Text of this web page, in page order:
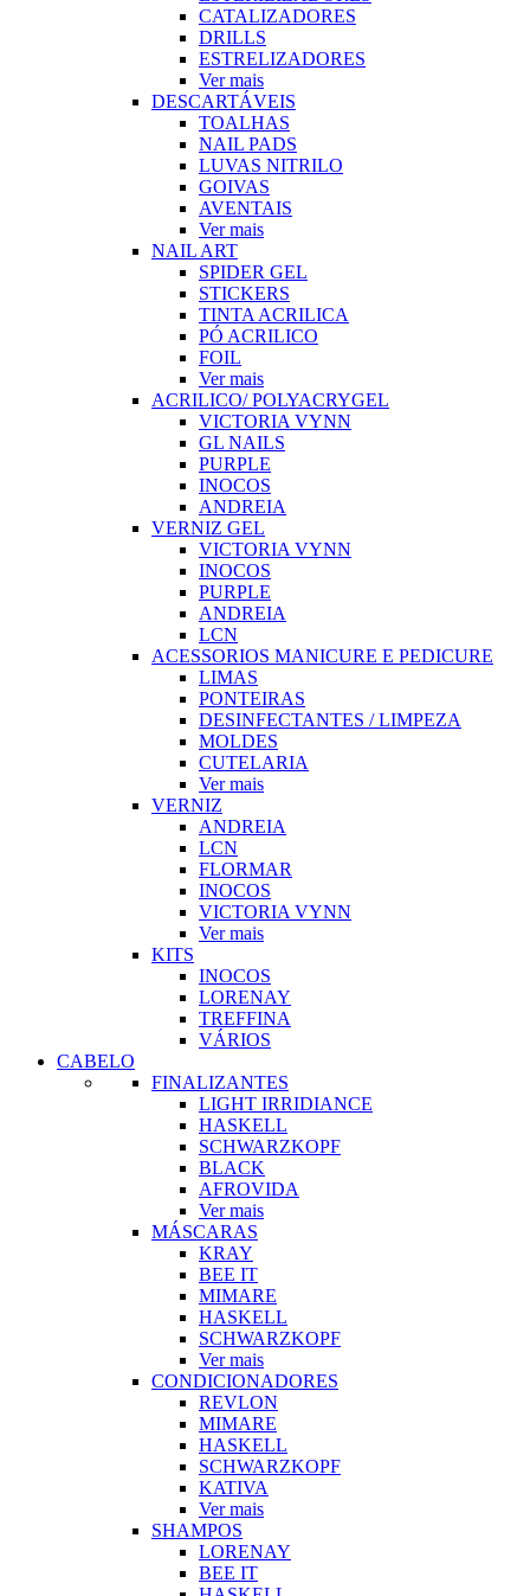
CATALIZADORES
DRILLS
ESTRELIZADORES
Ver mais
DESCARTÁVEIS
TOALHAS
NAIL PADS
LUVAS NITRILO
GOIVAS
AVENTAIS
Ver mais
NAIL ART
SPIDER GEL
STICKERS
TINTA ACRILICA
PÓ ACRILICO
FOIL
Ver mais
ACRILICO/ POLYACRYGEL
VICTORIA VYNN
GL NAILS
PURPLE
INOCOS
ANDREIA
VERNIZ GEL
VICTORIA VYNN
INOCOS
PURPLE
ANDREIA
LCN
ACESSORIOS MANICURE E PEDICURE
LIMAS
PONTEIRAS
DESINFECTANTES / LIMPEZA
MOLDES
CUTELARIA
Ver mais
VERNIZ
ANDREIA
LCN
FLORMAR
INOCOS
VICTORIA VYNN
Ver mais
KITS
INOCOS
LORENAY
TREFFINA
VÁRIOS
CABELO
FINALIZANTES
LIGHT IRRIDIANCE
HASKELL
SCHWARZKOPF
BLACK
AFROVIDA
Ver mais
MÁSCARAS
KRAY
BEE IT
MIMARE
HASKELL
SCHWARZKOPF
Ver mais
CONDICIONADORES
REVLON
MIMARE
HASKELL
SCHWARZKOPF
KATIVA
Ver mais
SHAMPOS
LORENAY
BEE IT